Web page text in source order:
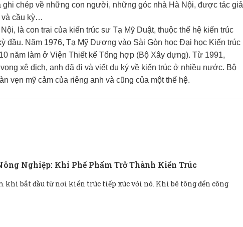
ghi chép về những con người, những góc nhà Hà Nội, được tác giả
và cầu kỳ…
là con trai của kiến trúc sư Tạ Mỹ Duật, thuộc thế hệ kiến trúc
Năm 1976, Tạ Mỹ Dương vào Sài Gòn học Đại học Kiến trúc
năm làm ở Viện Thiết kế Tổng hợp (Bộ Xây dựng). Từ 1991,
xê dịch, anh đã đi và viết du ký về kiến trúc ở nhiều nước. Bộ
vẹn mỹ cảm của riêng anh và cũng của một thế hệ.
Nghiệp: Khi Phế Phẩm Trở Thành Kiến Trúc
khi bắt đầu từ nơi kiến ​​trúc tiếp xúc với nó. Khi bê tông đến công